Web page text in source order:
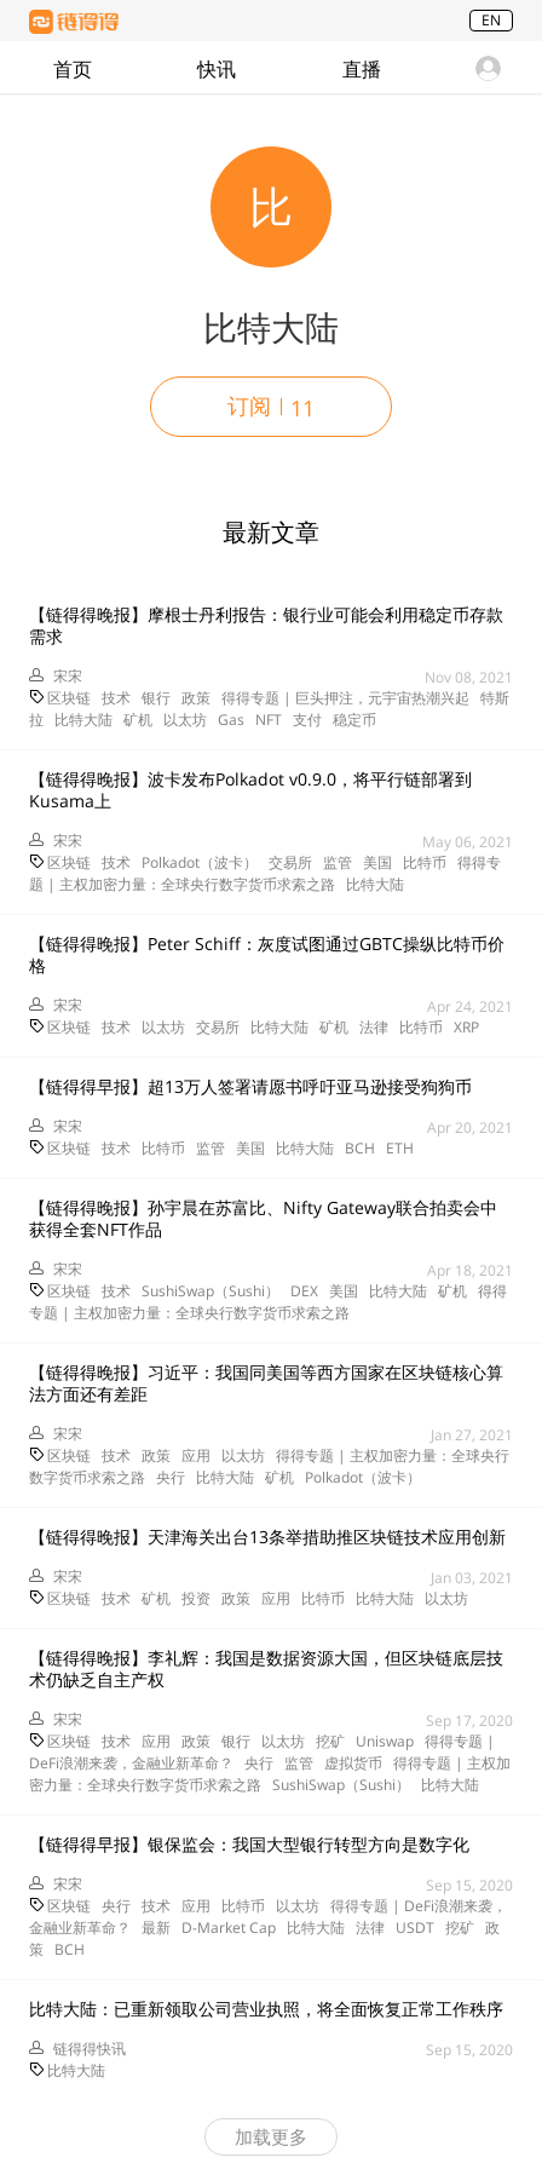
EN
首页 快讯 直播
比
比特大陆
订阅 11
最新文章
【链得得晚报】摩根士丹利报告：银行业可能会利用稳定币存款
需求
宋宋
Nov 08, 2021
区块链 技术 银行 政策 得得专题 | 巨头押注，元宇宙热潮兴起 特斯
拉
比特大陆 矿机 以太坊 Gas NFT 支付 稳定币
【链得得晚报】波卡发布Polkadot v0.9.0，将平行链部署到
Kusama上
宋宋
May 06, 2021
区块链 技术 Polkadot（波卡） 交易所 监管 美国 比特币 得得专
题 | 主权加密力量：全球央行数字货币求索之路
比特大陆
【链得得晚报】Peter Schiff：灰度试图通过GBTC操纵比特币价
格
宋宋
Apr 24, 2021
区块链 技术 以太坊 交易所 比特大陆 矿机 法律 比特币 XRP
【链得得早报】超13万人签署请愿书呼吁亚马逊接受狗狗币
宋宋
Apr 20, 2021
区块链 技术 比特币 监管 美国 比特大陆 BCH ETH
【链得得晚报】孙宇晨在苏富比、Nifty Gateway联合拍卖会中
获得全套NFT作品
宋宋
Apr 18, 2021
区块链 技术 SushiSwap（Sushi） DEX 美国 比特大陆 矿机 得得
专题 | 主权加密力量：全球央行数字货币求索之路
【链得得晚报】习近平：我国同美国等西方国家在区块链核心算
法方面还有差距
宋宋
Jan 27, 2021
区块链 技术 政策 应用 以太坊 得得专题 | 主权加密力量：全球央行
数字货币求索之路 央行 比特大陆 矿机 Polkadot（波卡）
【链得得晚报】天津海关出台13条举措助推区块链技术应用创新
宋宋
Jan 03, 2021
区块链 技术 矿机 投资 政策 应用 比特币 比特大陆 以太坊
【链得得晚报】李礼辉：我国是数据资源大国，但区块链底层技
术仍缺乏自主产权
宋宋
Sep 17, 2020
区块链 技术 应用 政策 银行 以太坊 挖矿 Uniswap 得得专题 |
DeFi浪潮来袭，金融业新革命？
央行 监管 虚拟货币 得得专题 | 主权加
密力量：全球央行数字货币求索之路 SushiSwap（Sushi） 比特大陆
【链得得早报】银保监会：我国大型银行转型方向是数字化
宋宋
Sep 15, 2020
区块链 央行 技术 应用 比特币 以太坊 得得专题 | DeFi浪潮来袭，
金融业新革命？
最新 D-Market Cap 比特大陆 法律 USDT 挖矿 政
策 BCH
比特大陆：已重新领取公司营业执照，将全面恢复正常工作秩序
链得得快讯
Sep 15, 2020
比特大陆
加载更多